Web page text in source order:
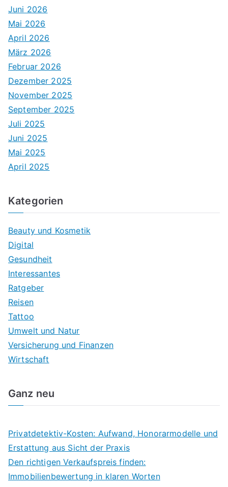
Juni 2026
Mai 2026
April 2026
März 2026
Februar 2026
Dezember 2025
November 2025
September 2025
Juli 2025
Juni 2025
Mai 2025
April 2025
Kategorien
Beauty und Kosmetik
Digital
Gesundheit
Interessantes
Ratgeber
Reisen
Tattoo
Umwelt und Natur
Versicherung und Finanzen
Wirtschaft
Ganz neu
Privatdetektiv-Kosten: Aufwand, Honorarmodelle und
Erstattung aus Sicht der Praxis
Den richtigen Verkaufspreis finden:
Immobilienbewertung in klaren Worten